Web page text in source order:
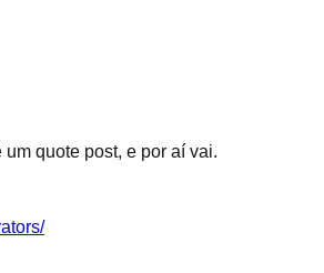
quote post, e por aí vai.